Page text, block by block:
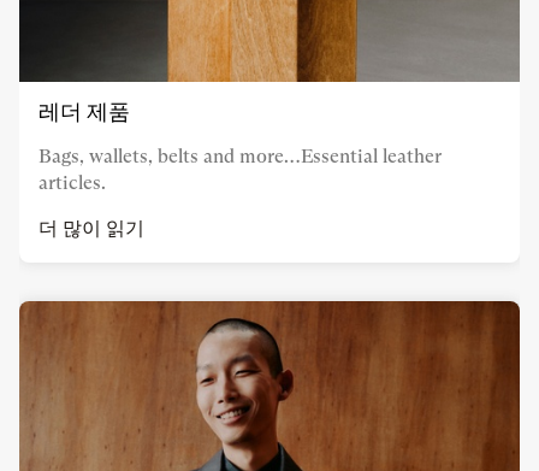
레더 제품
Bags, wallets, belts and more…Essential leather
articles.
더 많이 읽기